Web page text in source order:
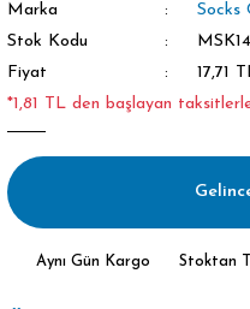
Marka
Socks
Stok Kodu
Fiyat
17,71
*1,81 TL den başlayan
Aynı Gün Kargo Stoktan